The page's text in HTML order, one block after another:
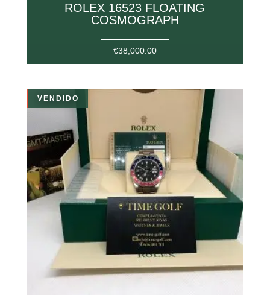
ROLEX 16523 FLOATING
COSMOGRAPH
€38,000.00
VENDIDO